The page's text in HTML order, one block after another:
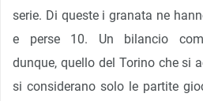
serie. Di queste i granata ne
e perse 10. Un bilancio
dunque, quello del Torino che si
si considerano solo le partite